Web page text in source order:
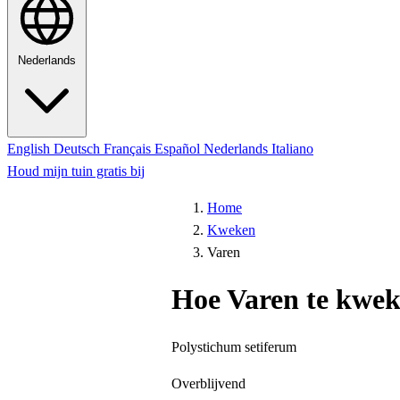
Nederlands
English Deutsch Français Español Nederlands Italiano
Houd mijn tuin gratis bij
Home
Kweken
Varen
Hoe Varen te
Polystichum setiferum
Overblijvend